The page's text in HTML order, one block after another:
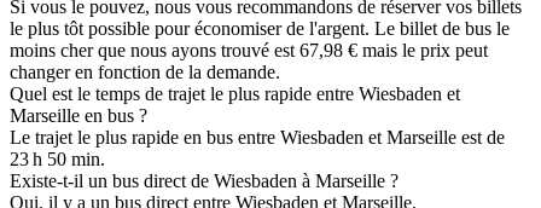
Si vous le pouvez, nous vous recommandons de réserver vos billets
le plus tôt possible pour économiser de l'argent. Le billet de bus le
moins cher que nous ayons trouvé est 67,98 € mais le prix peut
changer en fonction de la demande.
Quel est le temps de trajet le plus rapide entre Wiesbaden et
Marseille en bus ?
Le trajet le plus rapide en bus entre Wiesbaden et Marseille est de
23 h 50 min.
Existe-t-il un bus direct de Wiesbaden à Marseille ?
Oui, il y a un bus direct entre Wiesbaden et Marseille.